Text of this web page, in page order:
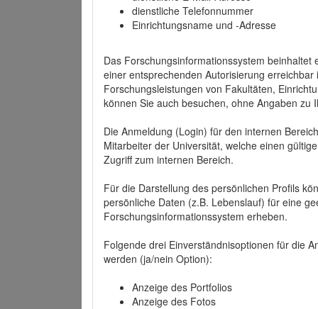
dienstliche Telefonnummer
Einrichtungsname und -Adresse
Das Forschungsinformationssystem beinhaltet
einer entsprechenden Autorisierung
Forschungsleistungen von Fakultäten,
können Sie auch besuchen, ohne Angaben zu
Die Anmeldung (Login) für den internen
Mitarbeiter der Universität, welche einen
Zugriff zum internen Bereich.
Für die Darstellung des persönlichen Profils
persönliche Daten (z.B. Lebenslauf) für eine
Forschungsinformationssystem erheben.
Folgende drei Einverständnisoptionen für die
werden (ja/nein Option):
Anzeige des Portfolios
Anzeige des Fotos